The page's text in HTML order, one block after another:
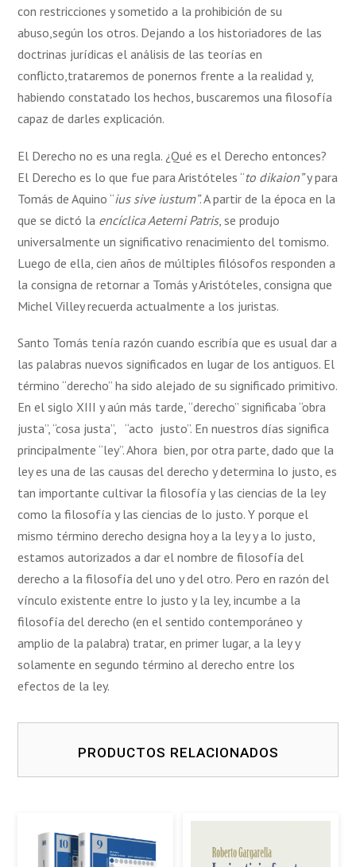
con restricciones y sometido a la prohibición de su
abuso,según los otros. Dejando a los historiadores de las
doctrinas jurídicas el análisis de las teorías en
conflicto,trataremos de ponernos frente a la realidad y,
habiendo constatado los hechos, buscaremos una filosofía
capaz de darles explicación.
El Derecho no es una regla. ¿Qué es el Derecho entonces?
El Derecho es lo que fue para Aristóteles “to dikaion”y para
Tomás de Aquino “ius sive iustum”. A partir de la época en la
que se dictó la encíclica Aeterni Patris, se produjo
universalmente un significativo renacimiento del tomismo.
Luego de ella, cien años de múltiples filósofos responden a
la consigna de retornar a Tomás y Aristóteles, consigna que
Michel Villey recuerda actualmente a los juristas.
Santo Tomás tenía razón cuando escribía que es usual dar a
las palabras nuevos significados en lugar de los antiguos. El
término “derecho” ha sido alejado de su significado primitivo.
En el siglo XIII y aún más tarde, “derecho” significaba “obra
justa”, “cosa justa”, “acto justo”. En nuestros días significa
principalmente “ley”. Ahora bien, por otra parte, dado que la
ley es una de las causas del derecho y determina lo justo, es
tan importante cultivar la filosofía y las ciencias de la ley
como la filosofía y las ciencias de lo justo. Y porque el
mismo término derecho designa hoy a la ley y a lo justo,
estamos autorizados a dar el nombre de filosofía del
derecho a la filosofía del uno y del otro. Pero en razón del
vínculo existente entre lo justo y la ley, incumbe a la
filosofía del derecho (en el sentido contemporáneo y
amplio de la palabra) tratar, en primer lugar, a la ley y
solamente en segundo término al derecho entre los
efectos de la ley.
PRODUCTOS RELACIONADOS